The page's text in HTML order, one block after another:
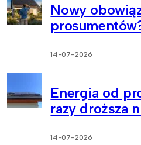
Nowy
14-07-2026
Energia od
razy droższa
14-07-2026